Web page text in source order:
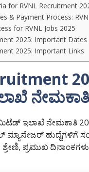
for RVNL Recruitment
& Payment Process:
for RVNL Jobs 2025
2025: Important Dates
2025: Important Links
ನೇಮಕಾತಿ
ಇಲಾಖೆ ನೇಮಕಾತಿ
ಮ್ಯಾನೇಜರ್ ಹುದ್ದೆಗಳಿಗೆ
ಪ್ರಮುಖ